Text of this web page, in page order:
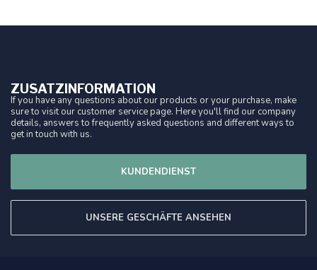
ZUSATZINFORMATION
If you have any questions about our products or your purchase, make
sure to visit our customer service page. Here you'll find our company
details, answers to frequently asked questions and different ways to
get in touch with us.
KUNDENDIENST
UNSERE GESCHÄFTE ANSEHEN